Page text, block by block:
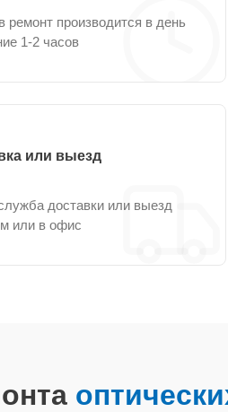
ремонт производится в день
1-2 часов
или выезд
доставки или выезд
или в офис